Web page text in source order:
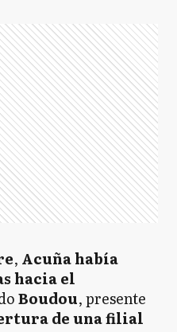
, Acuña había
hacia el
Boudou, presente
de una filial